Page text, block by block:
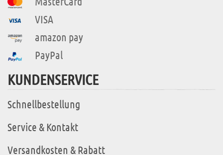
VISA
amazon pay
PayPal
KUNDENSERVICE
Schnellbestellung
Service & Kontakt
Versandkosten & Rabatt